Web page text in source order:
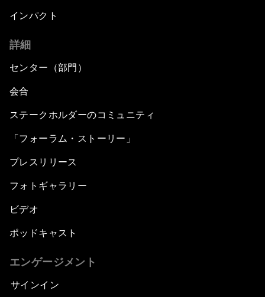
インパクト
詳細
センター（部門）
会合
ステークホルダーのコミュニティ
「フォーラム・ストーリー」
プレスリリース
フォトギャラリー
ビデオ
ポッドキャスト
エンゲージメント
サインイン